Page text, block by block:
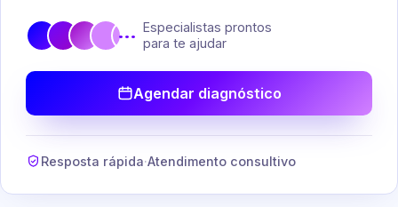
•••
Especialistas prontos
para te ajudar
Agendar diagnóstico
Resposta rápida·Atendimento consultivo